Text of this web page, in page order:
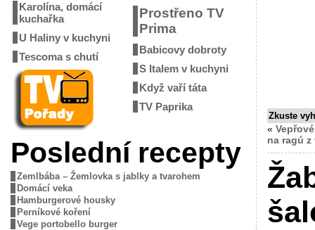
Karolína, domácí
kuchařka
U Haliny v kuchyni
Tescoma s chutí
Prostřeno TV
Prima
Babicovy dobroty
S Italem v kuchyni
Když vaří táta
TV Paprika
Poslední recepty
Zemlbába – Žemlovka s jablky a tvarohem
Domácí veka
Hamburgerové housky
Perníkové koření
Vege portobello burger
Zkuste
«
na ragú